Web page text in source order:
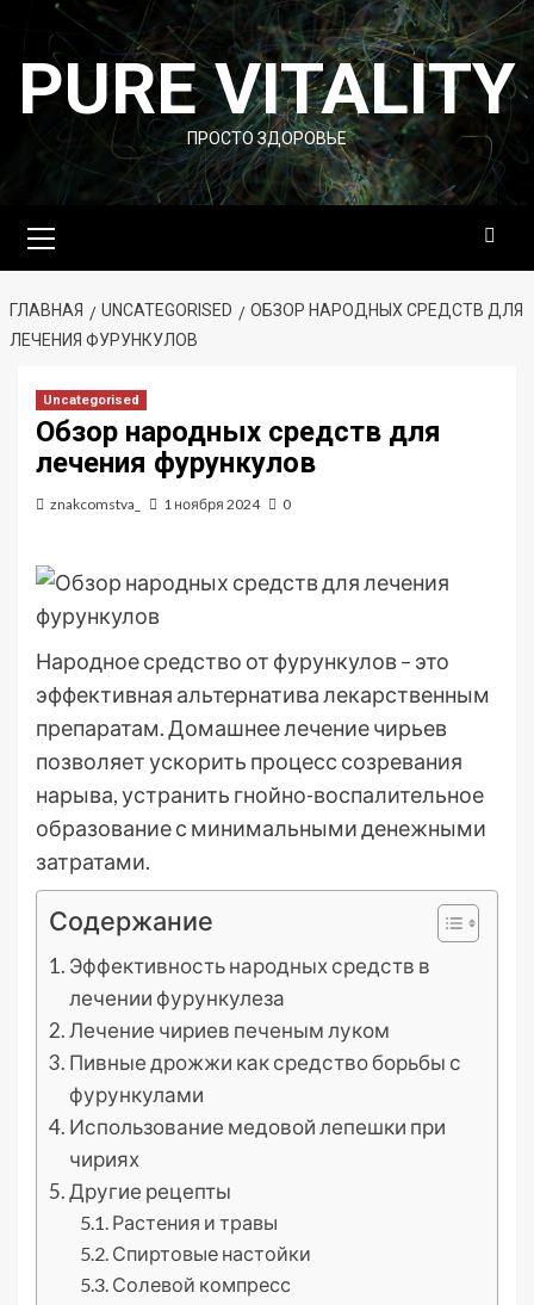
Перейти
содержимому
PURE VITALITY
ПРОСТО ЗДОРОВЬЕ
меню
ГЛАВНАЯ UNCATEGORISED
ОБЗОР НАРОДНЫХ СРЕДСТВ ДЛЯ
ЛЕЧЕНИЯ ФУРУНКУЛОВ
Uncategorised
Обзор народных средств для
лечения фурункулов
znakcomstva_ 1 ноября 2024 0
Народное средство от фурункулов – это
эффективная альтернатива лекарственным
препаратам. Домашнее лечение чирьев
позволяет ускорить процесс созревания
нарыва, устранить гнойно-воспалительное
образование с минимальными денежными
затратами.
Содержание
Эффективность народных средств в
лечении фурункулеза
Лечение чириев печеным луком
Пивные дрожжи как средство борьбы с
фурункулами
Использование медовой лепешки при
чириях
Другие рецепты
Растения и травы
Спиртовые настойки
Солевой компресс